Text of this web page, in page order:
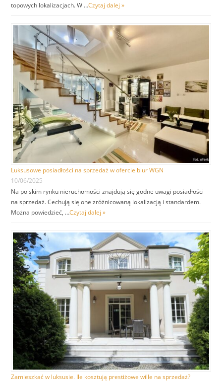
topowych lokalizacjach. W …Czytaj dalej »
Luksusowe posiadłości na sprzedaż w ofercie biur WGN
10/06/2025
Na polskim rynku nieruchomości znajdują się godne uwagi posiadłości
na sprzedaż. Cechują się one zróżnicowaną lokalizacją i standardem.
Można powiedzieć, …Czytaj dalej »
Zamieszkać w luksusie. Ile kosztują prestiżowe wille na sprzedaż?